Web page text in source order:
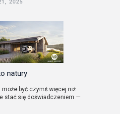
2025
natury
być czymś więcej niż
stać się doświadczeniem —